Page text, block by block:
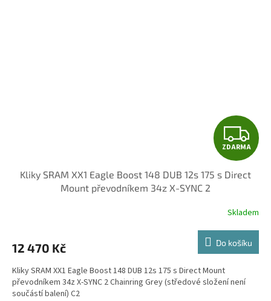
Z
D
A
R
M
A
ZDARMA
Kliky SRAM XX1 Eagle Boost 148 DUB 12s 175 s Direct
Mount převodníkem 34z X-SYNC 2
Skladem
12 470 Kč Do košíku
Kliky SRAM XX1 Eagle Boost 148 DUB 12s 175 s Direct Mount
převodníkem 34z X-SYNC 2 Chainring Grey (středové složení není
součástí balení) C2